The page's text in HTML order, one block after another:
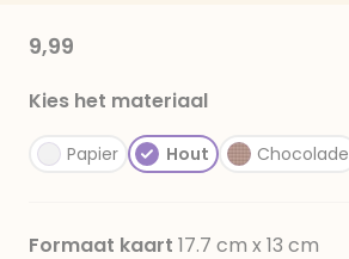
9,99
Kies het materiaal
Papier Hout Chocolade
Formaat kaart 17.7 cm x 13 cm